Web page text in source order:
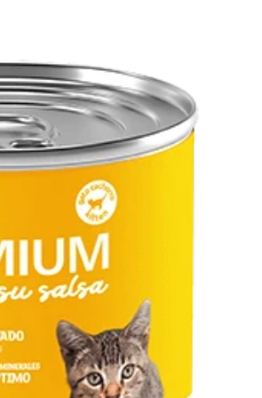
Despachos a toda la